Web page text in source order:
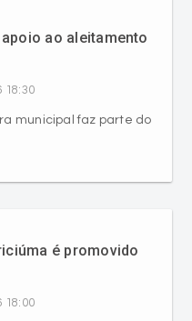
ao aleitamento
18:30
municipal faz parte do
é promovido
18:00